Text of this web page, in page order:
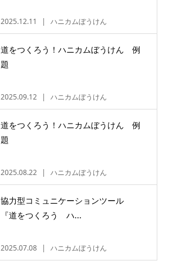
2025.12.11 ハニカムぼうけん
道をつくろう！ハニカムぼうけん 例
題
2025.09.12 ハニカムぼうけん
道をつくろう！ハニカムぼうけん 例
題
2025.08.22 ハニカムぼうけん
協力型コミュニケーションツール
『道をつくろう ハ...
2025.07.08 ハニカムぼうけん